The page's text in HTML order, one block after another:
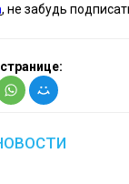
, не забудь